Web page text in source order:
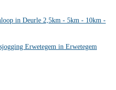
in Deurle 2,5km - 5km - 10km -
Erwetegem in Erwetegem